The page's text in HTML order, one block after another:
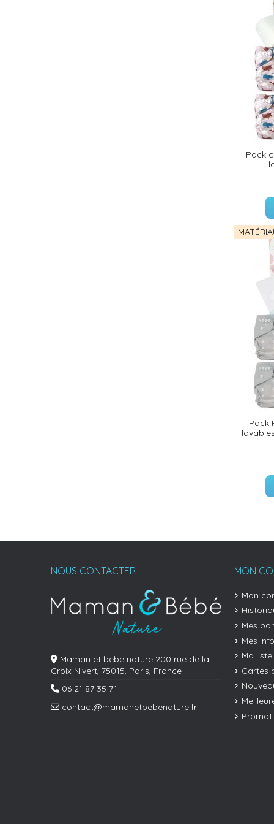
Pack
Pack
NOUS CONTACTER
Maman et bebe nature 200 rue de la
Croix Nivert, 75015, Paris, France
06 21 87 35 71
contact@mamanetbebenature.fr
MON
Mon
Mes
Mes
Ma
Cartes